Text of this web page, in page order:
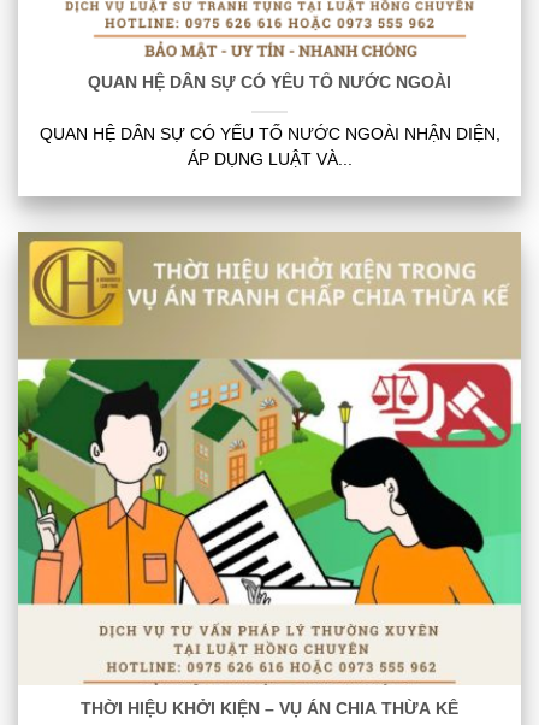
QUAN HỆ DÂN SỰ CÓ YẾU TỐ NƯỚC NGOÀI
QUAN HỆ DÂN SỰ CÓ YẾU TỐ NƯỚC NGOÀI NHẬN DIỆN,
ÁP DỤNG LUẬT VÀ...
THỜI HIỆU KHỞI KIỆN – VỤ ÁN CHIA THỪA KẾ